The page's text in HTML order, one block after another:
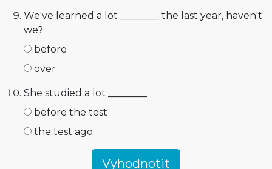
We've learned a lot ________ the last year, haven't
we?
before
over
She studied a lot ________.
before the test
the test ago